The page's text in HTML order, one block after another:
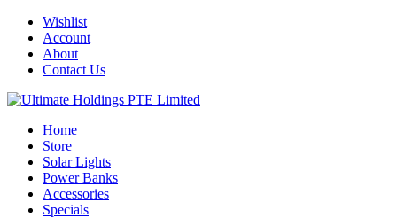
Skip
content
Wishlist
Account
About
Contact Us
Home
Store
Solar Lights
Power Banks
Accessories
Specials